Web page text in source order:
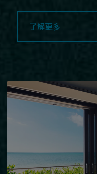
了解更多